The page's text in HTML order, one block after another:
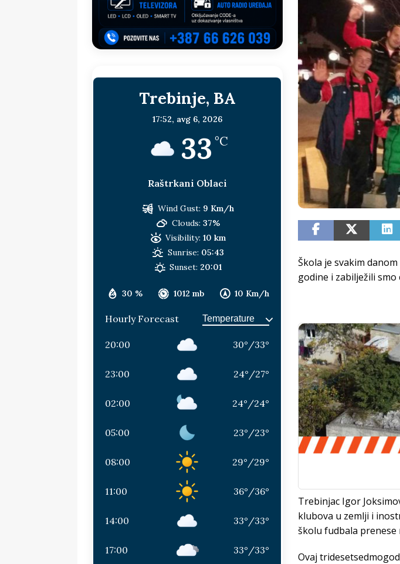
sljedeća meta!? BOSNA I HERCEGOVINA
[ 14. jul 2026. ] Budimiru je jako žao! REPUBLIKA SRPSKA
Dodik i Vučić nisu u sukobu, pogotovo nisu zbog Eleka
[ 11. jul 2026. ] Ako se povučemo i sve im prepustimo, ostaće nam samo
HERCEGOVINA
[ 9. jul 2026. ] RTRS-u blokirani svi računi REPUBLIKA SRPSKA
[ 30. jul 2026. ] Uhapšen bivši gradonačelnik Splita, Željko Kerum SVIJET
Škola je svakim
godine i zabilježili
Trebinjac Igor
klubova u zemlji i
školu fudbala prenese
Ovaj
Trebinje, BA
17:52, avg 6, 2026
33 °C
Raštrkani Oblaci
30 % 1012 mb 10 Km/h
Wind Gust: 9 Km/h
Clouds: 37%
Visibility: 10 km
Sunrise: 05:43
Sunset: 20:01
Hourly Forecast
20:00 30° /33°
23:00 24° /27°
02:00 24° /24°
05:00 23° /23°
08:00 29° /29°
11:00 36° /36°
14:00 33° /33°
17:00 33° /33°